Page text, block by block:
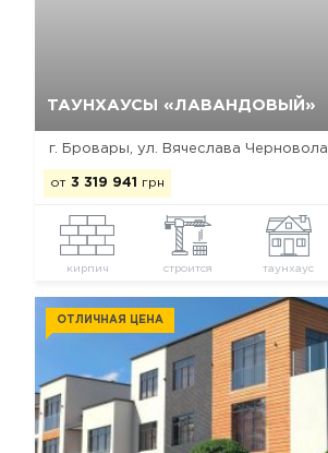
ТАУНХАУСЫ «ЛАВАНДОВЫЙ»
г. Бровары, ул. Вячеслава Черновола
от 3 319 941 грн
кирпич строится таунхаус
ОТЛИЧНАЯ ЦЕНА